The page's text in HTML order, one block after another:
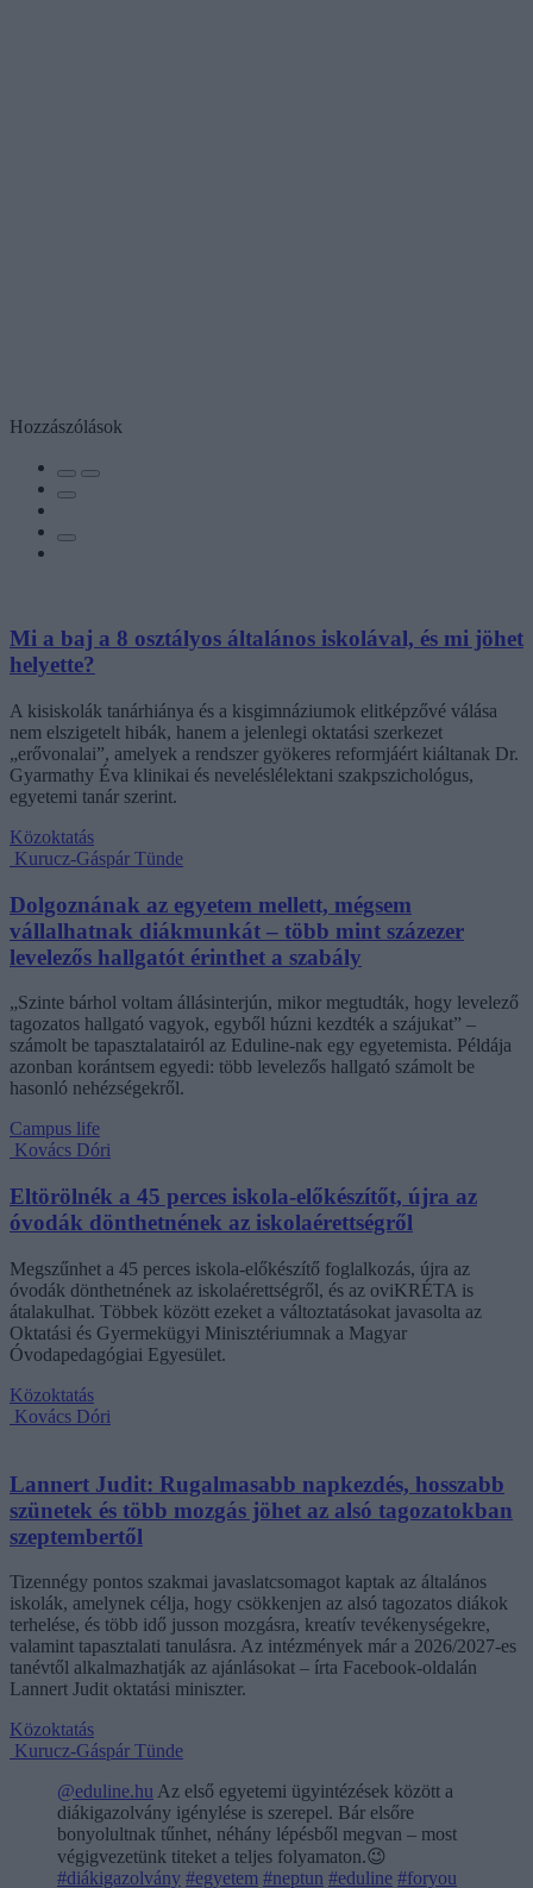
Hozzászólások
Mi a baj a 8 osztályos általános iskolával, és mi jöhet
helyette?
A kisiskolák tanárhiánya és a kisgimnáziumok elitképzővé válása
nem elszigetelt hibák, hanem a jelenlegi oktatási szerkezet
„erővonalai”, amelyek a rendszer gyökeres reformjáért kiáltanak Dr.
Gyarmathy Éva klinikai és neveléslélektani szakpszichológus,
egyetemi tanár szerint.
Közoktatás
Kurucz-Gáspár Tünde
Dolgoznának az egyetem mellett, mégsem
vállalhatnak diákmunkát – több mint százezer
levelezős hallgatót érinthet a szabály
„Szinte bárhol voltam állásinterjún, mikor megtudták, hogy levelező
tagozatos hallgató vagyok, egyből húzni kezdték a szájukat” –
számolt be tapasztalatairól az Eduline-nak egy egyetemista. Példája
azonban korántsem egyedi: több levelezős hallgató számolt be
hasonló nehézségekről.
Campus life
Kovács Dóri
Eltörölnék a 45 perces iskola-előkészítőt, újra az
óvodák dönthetnének az iskolaérettségről
Megszűnhet a 45 perces iskola-előkészítő foglalkozás, újra az
óvodák dönthetnének az iskolaérettségről, és az oviKRÉTA is
átalakulhat. Többek között ezeket a változtatásokat javasolta az
Oktatási és Gyermekügyi Minisztériumnak a Magyar
Óvodapedagógiai Egyesület.
Közoktatás
Kovács Dóri
Lannert Judit: Rugalmasabb napkezdés, hosszabb
szünetek és több mozgás jöhet az alsó tagozatokban
szeptembertől
Tizennégy pontos szakmai javaslatcsomagot kaptak az általános
iskolák, amelynek célja, hogy csökkenjen az alsó tagozatos diákok
terhelése, és több idő jusson mozgásra, kreatív tevékenységekre,
valamint tapasztalati tanulásra. Az intézmények már a 2026/2027-es
tanévtől alkalmazhatják az ajánlásokat – írta Facebook-oldalán
Lannert Judit oktatási miniszter.
Közoktatás
Kurucz-Gáspár Tünde
@eduline.hu Az első egyetemi ügyintézések között a
diákigazolvány igénylése is szerepel. Bár elsőre
bonyolultnak tűnhet, néhány lépésből megvan – most
végigvezetünk titeket a teljes folyamaton.😉
#diákigazolvány #egyetem #neptun #eduline #foryou